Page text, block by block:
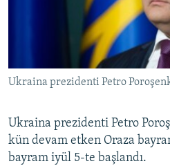
QOŞULIÑIZ!
RFE/RS bütün saytları
Ukraina prezidenti Petro
Ukraina prezidenti Petro
kün devam etken Oraza
bayram iyül 5-te başlandı.